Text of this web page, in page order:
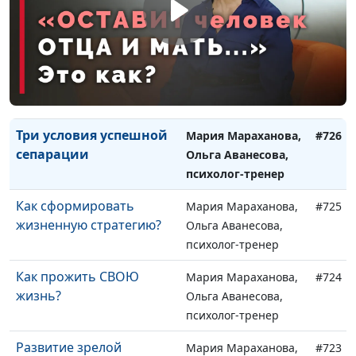
сценарию?
Ольга Аванесова,
психолог-тренер
Родовые сценарии:
невидимое влияние на
нашу жизнь
психолог-тренер
Три условия успешной
сепарации
Мария Мараханова,
Ольга Аванесова,
психолог-тренер
#726
Как сформировать
жизненную стратегию?
Мария Мараханова,
Ольга Аванесова,
психолог-тренер
#725
Как прожить СВОЮ
жизнь?
Мария Мараханова,
Ольга Аванесова,
психолог-тренер
#724
Развитие зрелой Мария Мараханова, #723